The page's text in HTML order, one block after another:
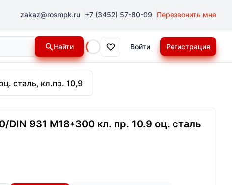
zakaz@rosmpk.ru +7 (3452) 57-80-09 Перезвонить мне
Найти
Loading...
Войти Регистрация
сталь, кл.пр. 10,9
DIN 931 М18*300 кл. пр. 10.9 оц. сталь